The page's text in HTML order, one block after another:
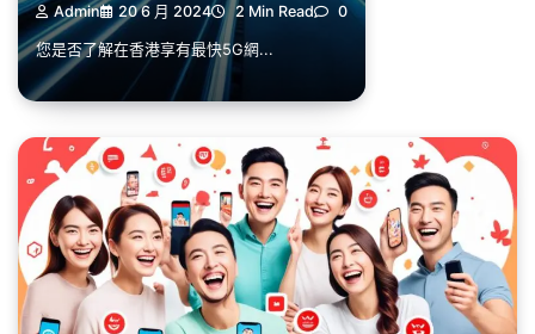
Admin 20 6 月 2024 2 Min Read 0
您是否了解在香港享有最快5G網...